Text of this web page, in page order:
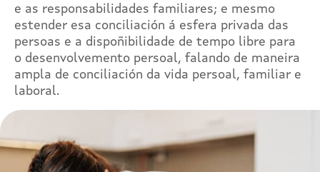
e as responsabilidades familiares; e mesmo
estender esa conciliación á esfera privada das
persoas e a dispoñibilidade de tempo libre para
o desenvolvemento persoal, falando de maneira
ampla de conciliación da vida persoal, familiar e
laboral.